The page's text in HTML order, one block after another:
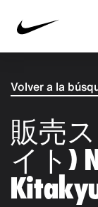
Volver a la
販売
イト)